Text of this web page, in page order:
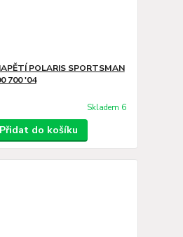
POLARIS SPORTSMAN
700 '04
Skladem 6
Přidat do košíku